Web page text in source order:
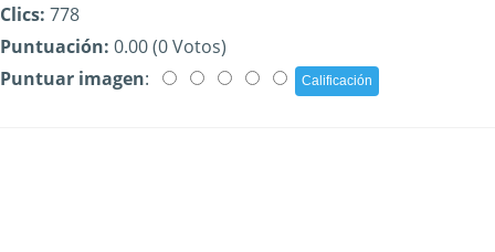
Clics: 778
Puntuación: 0.00 (0 Votos)
Puntuar imagen: